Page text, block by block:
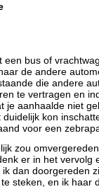
bus of
de andere
die andere
te vertragen en
je aanhaalde niet
kon
voor een
zou
er in het vervolg
dan doorgereden
steken, en ik haar